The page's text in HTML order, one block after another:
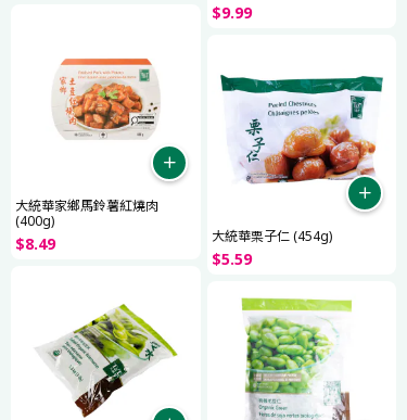
$9.99
大統華家鄉馬鈴薯紅燒肉
(400g)
$8.49 大統華栗子仁 (454g)
$5.59